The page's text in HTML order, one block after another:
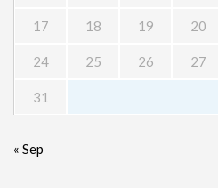
17 18 19 20
24 25 26 27
31
« Sep